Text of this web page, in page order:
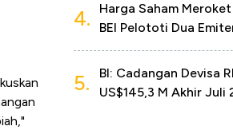
4.
Harga Saham
BEI Pelototi Dua
5.
BI: Cadangan Devisa
US$145,3 M Akhir Juli